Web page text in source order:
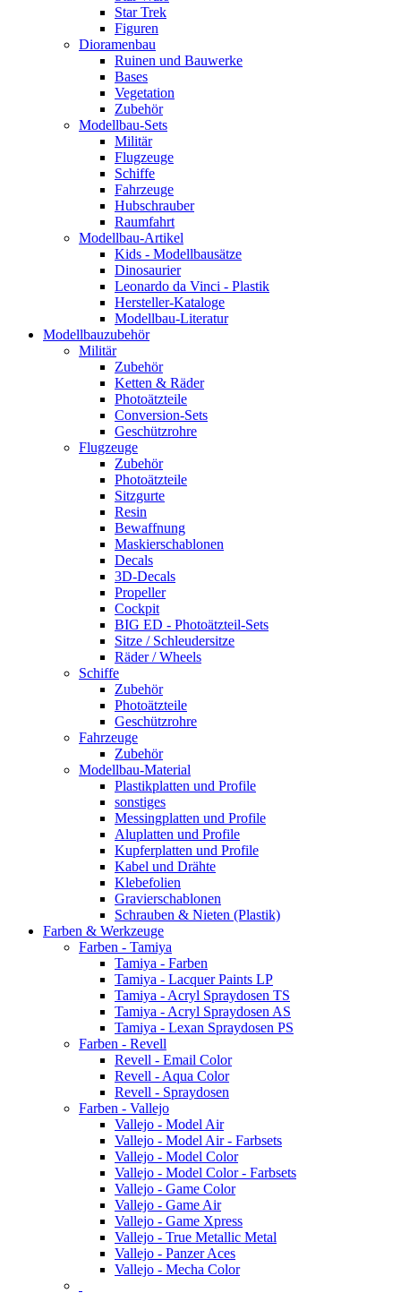
Star Trek
Figuren
Dioramenbau
Ruinen und Bauwerke
Bases
Vegetation
Zubehör
Modellbau-Sets
Militär
Flugzeuge
Schiffe
Fahrzeuge
Hubschrauber
Raumfahrt
Modellbau-Artikel
Kids - Modellbausätze
Dinosaurier
Leonardo da Vinci - Plastik
Hersteller-Kataloge
Modellbau-Literatur
Modellbauzubehör
Militär
Zubehör
Ketten & Räder
Photoätzteile
Conversion-Sets
Geschützrohre
Flugzeuge
Zubehör
Photoätzteile
Sitzgurte
Resin
Bewaffnung
Maskierschablonen
Decals
3D-Decals
Propeller
Cockpit
BIG ED - Photoätzteil-Sets
Sitze / Schleudersitze
Räder / Wheels
Schiffe
Zubehör
Photoätzteile
Geschützrohre
Fahrzeuge
Zubehör
Modellbau-Material
Plastikplatten und Profile
sonstiges
Messingplatten und Profile
Aluplatten und Profile
Kupferplatten und Profile
Kabel und Drähte
Klebefolien
Gravierschablonen
Schrauben & Nieten (Plastik)
Farben & Werkzeuge
Farben - Tamiya
Tamiya - Farben
Tamiya - Lacquer Paints LP
Tamiya - Acryl Spraydosen TS
Tamiya - Acryl Spraydosen AS
Tamiya - Lexan Spraydosen PS
Farben - Revell
Revell - Email Color
Revell - Aqua Color
Revell - Spraydosen
Farben - Vallejo
Vallejo - Model Air
Vallejo - Model Air - Farbsets
Vallejo - Model Color
Vallejo - Model Color - Farbsets
Vallejo - Game Color
Vallejo - Game Air
Vallejo - Game Xpress
Vallejo - True Metallic Metal
Vallejo - Panzer Aces
Vallejo - Mecha Color